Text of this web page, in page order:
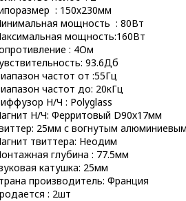
: 150х230мм
мощность : 80Вт
мощность:160Вт
: 4Ом
93.6Дб
частот от :55Гц
частот до: 20кГц
Н/Ч : Polyglass
Н/Ч: Ферритовый D90х17мм
25мм с вогнутым
твиттера: Неодим
глубина : 77.5мм
катушка: 25мм
производитель: Франция
: 2шт